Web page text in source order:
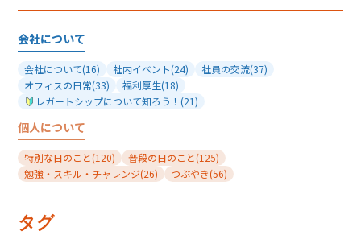
会社について
会社について(16) 社内イベント(24) 社員の交流(37)
オフィスの日常(33) 福利厚生(18)
レガートシップについて知ろう！ (21)
個人について
特別な日のこと(120) 普段の日のこと(125)
勉強・スキル・チャレンジ(26) つぶやき(56)
タグ